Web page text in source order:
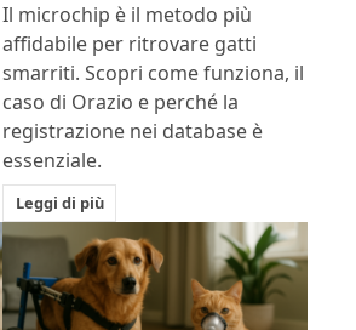
Il microchip è il metodo più
affidabile per ritrovare gatti
smarriti. Scopri come funziona, il
caso di Orazio e perché la
registrazione nei database è
essenziale.
Leggi di più